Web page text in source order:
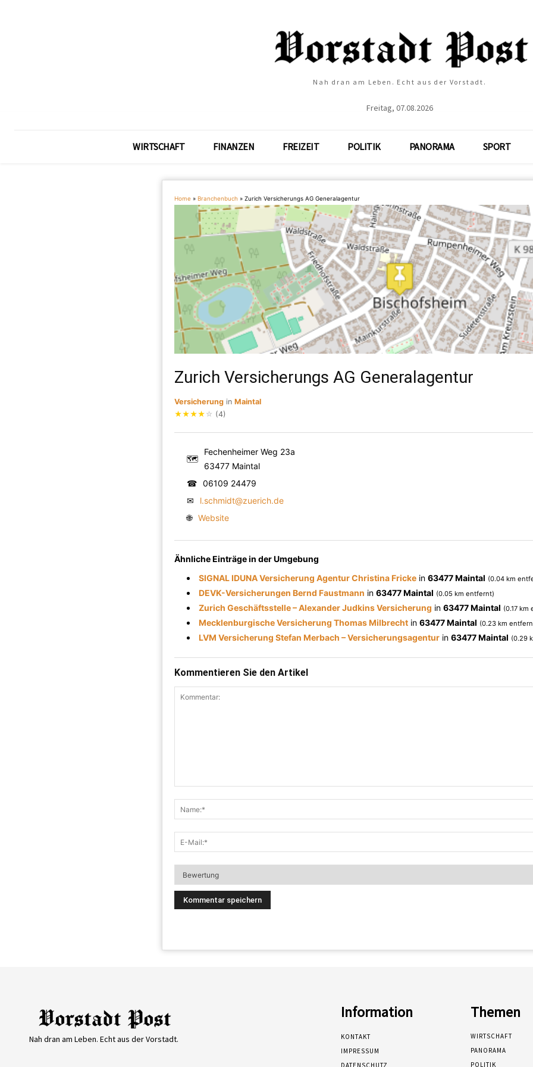
Nah dran am Leben. Echt aus der Vorstadt.
Freitag, 07.08.2026
WIRTSCHAFT FINANZEN FREIZEIT POLITIK PANORAMA SPORT
Home » Branchenbuch » Zurich Versicherungs AG Generalagentur
Zurich Versicherungs AG Generalagentur
Versicherung in Maintal
★★★★ ☆ (4)
🗺
Fechenheimer Weg 23a
63477 Maintal
☎ 06109 24479
✉
l.schmidt@zuerich.de
🌐 Website
Ähnliche Einträge in der Umgebung
SIGNAL IDUNA Versicherung Agentur Christina Fricke in 63477 Maintal (0.04 km
DEVK-Versicherungen Bernd Faustmann in 63477 Maintal (0.05 km entfernt)
Zurich Geschäftsstelle – Alexander Judkins Versicherung in 63477 Maintal (0.17 km
Mecklenburgische Versicherung Thomas Milbrecht in 63477 Maintal (0.23 km
LVM Versicherung Stefan Merbach – Versicherungsagentur in 63477 Maintal (0.29
Kommentieren Sie den Artikel
Nah dran am Leben. Echt aus der Vorstadt.
Information
KONTAKT
IMPRESSUM
DATENSCHUTZ
Themen
WIRTSCHAFT
PANORAMA
POLITIK